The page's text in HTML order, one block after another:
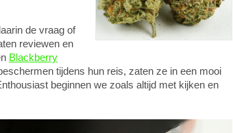
de vraag of
reviewen en
Blackberry
tijdens hun reis, zaten ze in een mooi
beginnen we zoals altijd met kijken en